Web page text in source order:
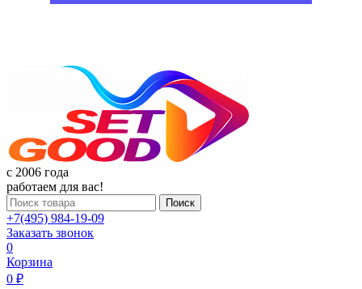
c 2006 года
работаем для вас!
Поиск
+7(495) 984-19-09
Заказать звонок
0
Корзина
0 ₽